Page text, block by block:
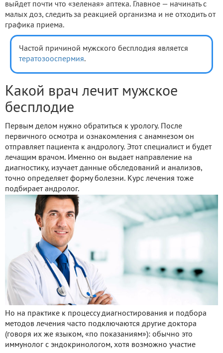
выйдет почти что «зеленая» аптека. Главное — начинать с
малых доз, следить за реакцией организма и не отходить от
графика приема.
Частой причиной мужского бесплодия является
тератозооспермия.
Какой врач лечит мужское
бесплодие
Первым делом нужно обратиться к урологу. После
первичного осмотра и ознакомления с анамнезом он
отправляет пациента к андрологу. Этот специалист и будет
лечащим врачом. Именно он выдает направление на
диагностику, изучает данные обследований и анализов,
точно определяет форму болезни. Курс лечения тоже
подбирает андролог.
Но на практике к процессу диагностирования и подбора
методов лечения часто подключаются другие доктора
(говоря их же языком, «по показаниям»): обычно это
иммунолог с эндокринологом, хотя возможно участие